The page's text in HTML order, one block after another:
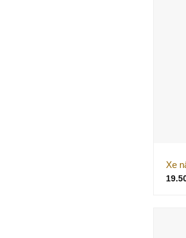
Xe